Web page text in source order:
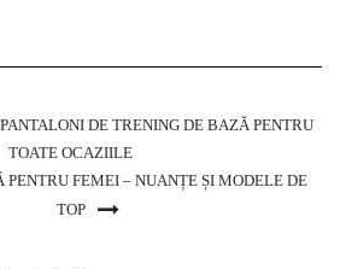
DE TRENING DE BAZĂ PENTRU
TOATE OCAZIILE
FEMEI – NUANȚE ȘI MODELE DE
TOP